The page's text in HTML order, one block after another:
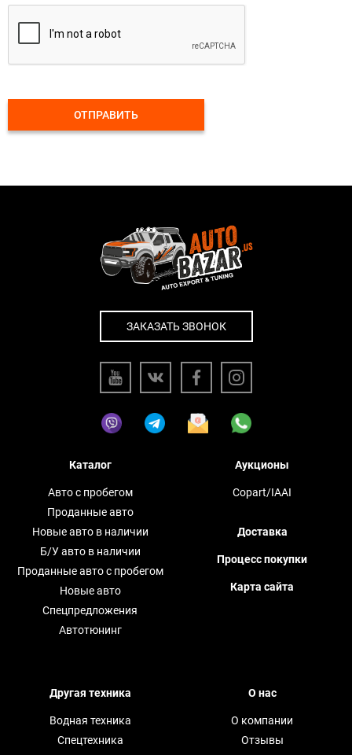
ОТПРАВИТЬ
ЗАКАЗАТЬ ЗВОНОК
Каталог
Авто с пробегом
Проданные авто
Новые авто в наличии
Б/У авто в наличии
Проданные авто с пробегом
Новые авто
Спецпредложения
Автотюнинг
Аукционы
Copart/IAAI
Доставка
Процесс покупки
Карта сайта
Другая техника
Водная техника
Спецтехника
О нас
О компании
Отзывы